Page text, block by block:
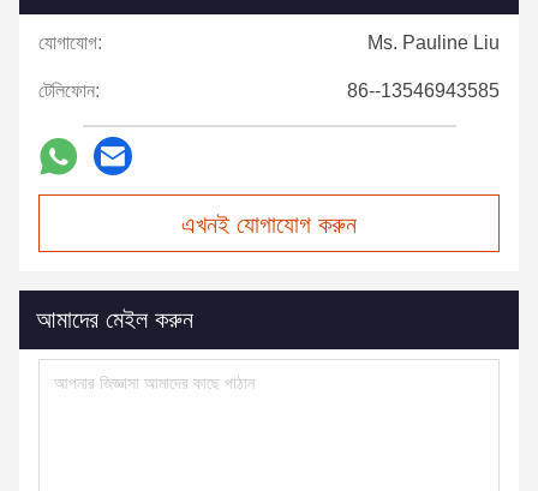
যোগাযোগ: Ms. Pauline Liu
টেলিফোন: 86--13546943585
এখনই যোগাযোগ করুন
আমাদের মেইল করুন